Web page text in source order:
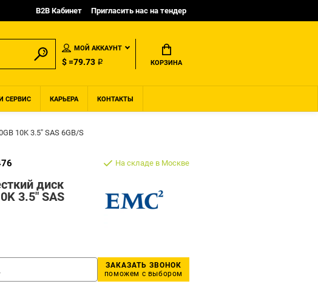
B2B Кабинет Пригласить нас на тендер
МОЙ АККАУНТ
$ =79.73 ₽ КОРЗИНА
СЕРВИС КАРЬЕРА КОНТАКТЫ
10K 3.5" SAS 6GB/S
диск
3.5" SAS
На складе в Москве
ЗАКАЗАТЬ ЗВОНОК
поможем с выбором